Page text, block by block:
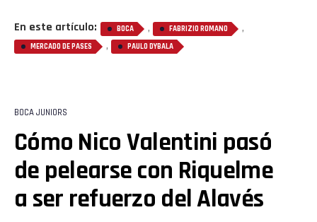
En este artículo: BOCA , FABRIZIO ROMANO ,
MERCADO DE PASES , PAULO DYBALA
BOCA JUNIORS
Cómo Nico Valentini pasó
de pelearse con Riquelme
a ser refuerzo del Alavés
Flipboard
Reddit
Pinterest